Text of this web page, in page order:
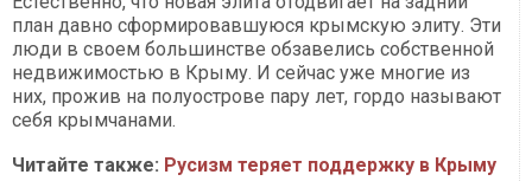
план давно сформировавшуюся крымскую элиту. Эти
люди в своем большинстве обзавелись собственной
недвижимостью в Крыму. И сейчас уже многие из
них, прожив на полуострове пару лет, гордо называют
себя крымчанами.
Читайте также: Русизм теряет поддержку в Крыму